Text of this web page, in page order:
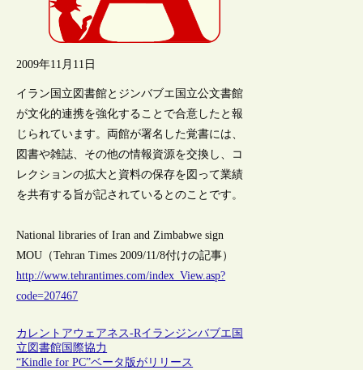
2009年11月11日
イラン国立図書館とジンバブエ国立公文書館
が文化的連携を強化することで合意したと報
じられています。両館が署名した覚書には、
図書や雑誌、その他の情報資源を交換し、コ
レクションの拡大と資料の保存を図って業績
を共有する旨が記されているとのことです。
National libraries of Iran and Zimbabwe sign
MOU（Tehran Times 2009/11/8付けの記事）
http://www.tehrantimes.com/index_View.asp?
code=207467
カレントアウェアネス-Rイランジンバブエ 国
立図書館国際協力
“Kindle for PC”ベータ版がリリース